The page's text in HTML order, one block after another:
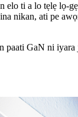
ti a lo tẹlẹ lọ-
nikan, ati pe
GaN ni